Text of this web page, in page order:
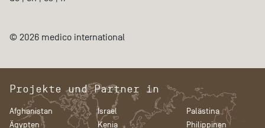
© 2026 medico international
Projekte und Partner in
Afghanistan
Ägypten
Israel
Kenia
Palästina
Philippinen